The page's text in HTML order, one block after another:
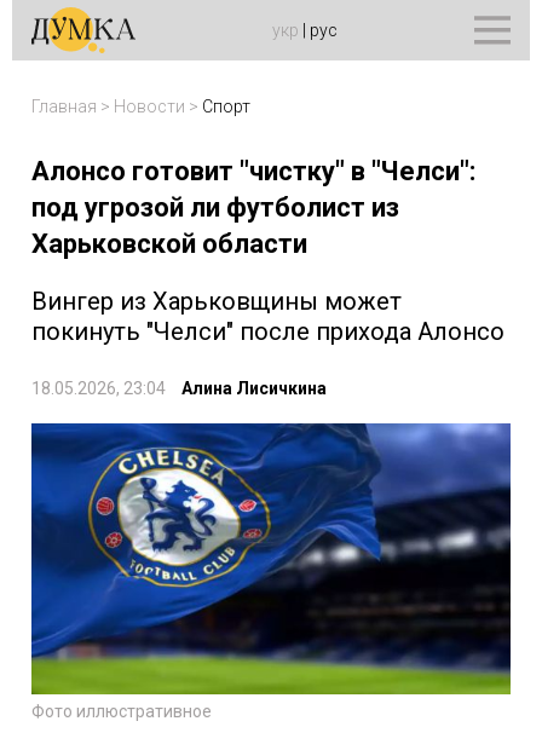
укр рус
Главная > Новости > Спорт
Алонсо готовит "чистку" в "Челси":
под угрозой ли футболист из
Харьковской области
Вингер из Харьковщины может
покинуть "Челси" после прихода Алонсо
18.05.2026, 23:04 Алина Лисичкина
Фото иллюстративное